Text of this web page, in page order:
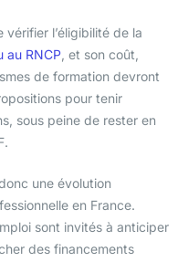
vérifier l’éligibilité de la
au RNCP , et son coût,
de formation devront
pour tenir
sous peine de rester en
une évolution
en France.
sont invités à anticiper
des financements